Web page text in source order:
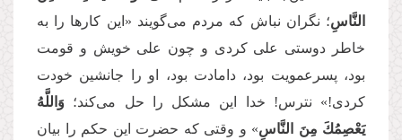
النَّاسِ؛ نگران نباش که مردم می‌گویند «این کارها را به
خاطر دوستی علی کردی و چون علی خویش و قومت
بود، پسرعمویت بود، دامادت بود، او را جانشین خودت
کردی!» نترس! خدا این مشکل را حل می‌کند؛ وَاللَّهُ
يَعْصِمُكَ مِنَ النَّاسِ» و وقتی که حضرت این حکم را بیان